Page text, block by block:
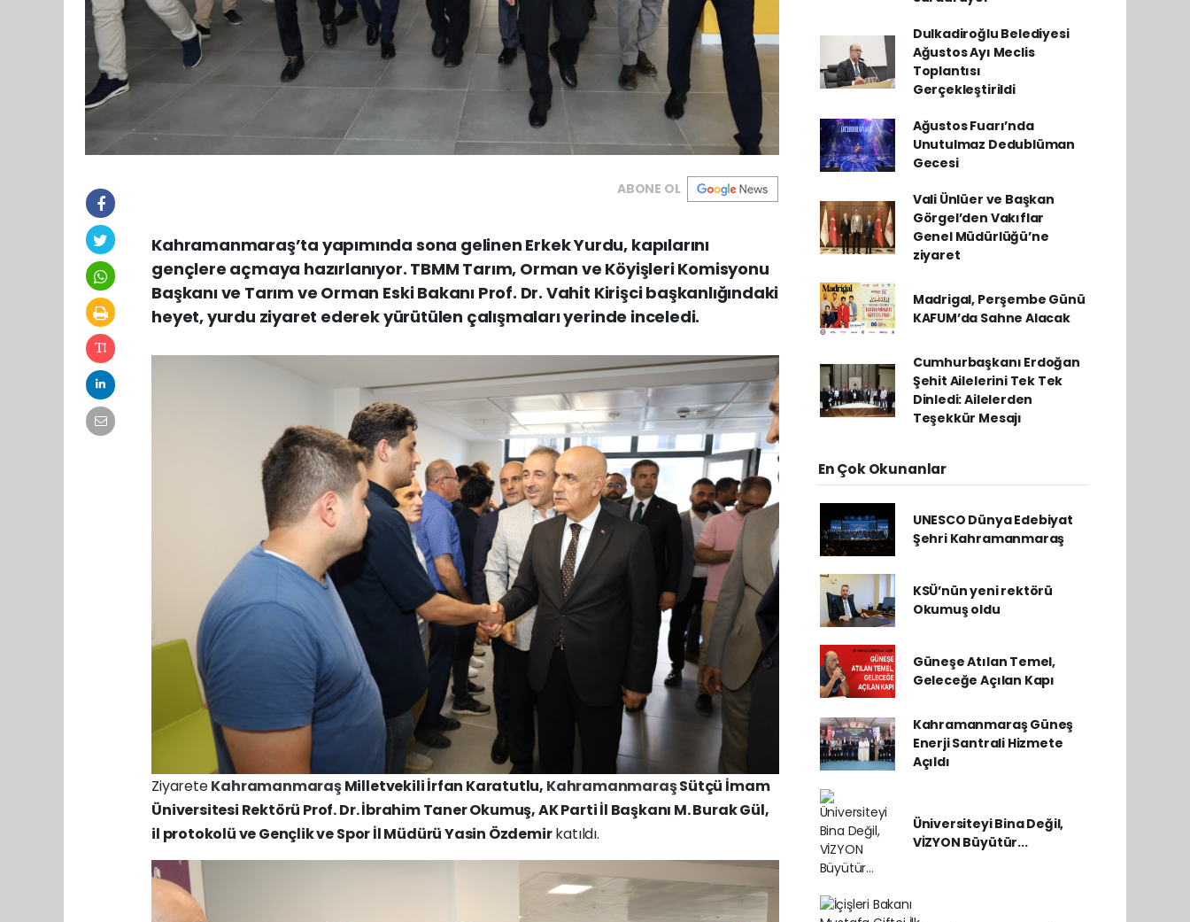
ABONE OL
Kahramanmaraş’ta yapımında sona gelinen Erkek Yurdu, kapılarını
gençlere açmaya hazırlanıyor. TBMM Tarım, Orman ve Köyişleri Komisyonu
Başkanı ve Tarım ve Orman Eski Bakanı Prof. Dr. Vahit Kirişci başkanlığındaki
heyet, yurdu ziyaret ederek yürütülen çalışmaları yerinde inceledi.
ZiyareteKahramanmaraşMilletvekili İrfan Karatutlu, KahramanmaraşSütçü İmam
Üniversitesi Rektörü Prof. Dr. İbrahim Taner Okumuş, AK Parti İl Başkanı M. Burak Gül,
il protokolü ve Gençlik ve Spor İl Müdürü Yasin Özdemirkatıldı.
Dulkadiroğlu Belediyesi
Ağustos Ayı Meclis
Toplantısı
Gerçekleştirildi
Ağustos Fuarı’nda
Unutulmaz Dedublüman
Gecesi
Vali Ünlüer ve Başkan
Görgel’den Vakıflar
Genel Müdürlüğü’ne
ziyaret
Madrigal, Perşembe Günü
KAFUM’da Sahne Alacak
Cumhurbaşkanı Erdoğan
Şehit Ailelerini Tek Tek
Dinledi: Ailelerden
Teşekkür Mesajı
En Çok Okunanlar
UNESCO Dünya Edebiyat
Şehri Kahramanmaraş
KSÜ’nün yeni rektörü
Okumuş oldu
Güneşe Atılan Temel,
Geleceğe Açılan Kapı
Kahramanmaraş Güneş
Enerji Santrali Hizmete
Açıldı
Üniversiteyi Bina Değil,
VİZYON Büyütür...